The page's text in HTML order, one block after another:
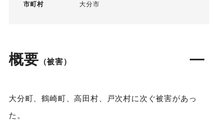
市町村 大分市
概要 （被害）
大分町、鶴崎町、高田村、戸次村に次ぐ被害があっ
た。